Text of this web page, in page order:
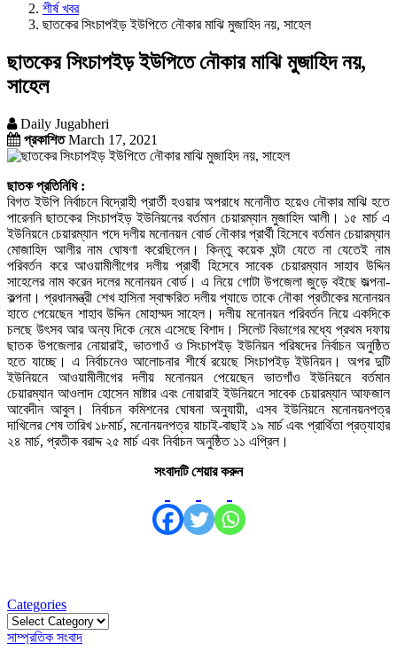
শীর্ষ খবর
ছাতকের সিংচাপইড় ইউপিতে নৌকার মাঝি মুজাহিদ নয়, সাহেল
ছাতকের সিংচাপইড় ইউপিতে নৌকার মাঝি মুজাহিদ নয়,
সাহেল
Daily Jugabheri
প্রকাশিতMarch 17, 2021
ছাতক প্রতিনিধি :
বিগত ইউপি নির্বাচনে বিদ্রোহী প্রার্তী হওয়ার অপরাধে মনোনীত হয়েও নৌকার মাঝি হতে
পারেননি ছাতকের সিংচাপইড় ইউনিয়নের বর্তমান চেয়ারম্যান মুজাহিদ আলী। ১৫ মার্চ এ
ইউনিয়নে চেয়ারম্যান পদে দলীয় মনোনয়ন বোর্ড নৌকার প্রার্থী হিসেবে বর্তমান চেয়ারম্যান
মোজাহিদ আলীর নাম ঘোষণা করেছিলেন। কিন্তু কয়েক ঘন্টা যেতে না যেতেই নাম
পরিবর্তন করে আওয়ামীলীগের দলীয় প্রার্থী হিসেবে সাবেক চেয়ারম্যান সাহাব উদ্দিন
সাহেলের নাম করেন দলের মনোনয়ন বোর্ড। এ নিয়ে গোটা উপজেলা জুড়ে বইছে জল্পনা-
কল্পনা। প্রধানমন্ত্রী শেখ হাসিনা স্বাক্ষরিত দলীয় প্যাডে তাকে নৌকা প্রতীকের মনোনয়ন
হাতে পেয়েছেন শাহাব উদ্দিন মোহাম্মদ সাহেল। দলীয় মনোনয়ন পরিবর্তন নিয়ে একদিকে
চলছে উৎসব আর অন্য দিকে নেমে এসেছে বিশাদ। সিলেট বিভাগের মধ্যে প্রথম দফায়
ছাতক উপজেলার নোয়ারাই, ভাতগাওঁ ও সিংচাপইড় ইউনিয়ন পরিষদের নির্বাচন অনুষ্ঠিত
হতে যাচ্ছে। এ নির্বাচনেও আলোচনার শীর্ষে রয়েছে সিংচাপইড় ইউনিয়ন। অপর দুটি
ইউনিয়নে আওয়ামীলীগের দলীয় মনোনয়ন পেয়েছেন ভাতগাঁও ইউনিয়নে বর্তমান
চেয়ারম্যান আওলাদ হোসেন মাষ্টার এবং নোয়ারাই ইউনিয়নে সাবেক চেয়ারম্যান আফজাল
আবেদীন আবুল। নির্বাচন কমিশনের ঘোষনা অনুযায়ী, এসব ইউনিয়নে মনোনয়নপত্র
দাখিলের শেষ তারিখ ১৮মার্চ, মনোনয়নপত্র যাচাই-বাছাই ১৯ মার্চ এবং প্রার্থিতা প্রত্যাহার
২৪ মার্চ, প্রতীক বরাদ্দ ২৫ মার্চ এবং নির্বাচন অনুষ্ঠিত ১১ এপ্রিল।
সংবাদটি শেয়ার করুন
Categories
Categories
সাম্প্রতিক সংবাদ